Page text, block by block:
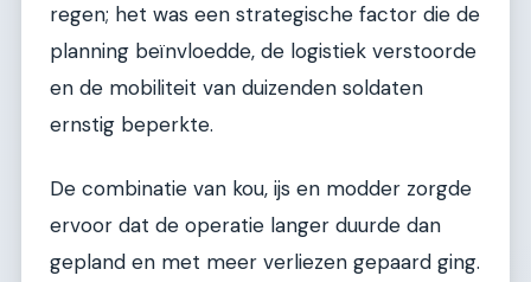
regen; het was een strategische factor die de
planning beïnvloedde, de logistiek verstoorde
en de mobiliteit van duizenden soldaten
ernstig beperkte.
De combinatie van kou, ijs en modder zorgde
ervoor dat de operatie langer duurde dan
gepland en met meer verliezen gepaard ging.